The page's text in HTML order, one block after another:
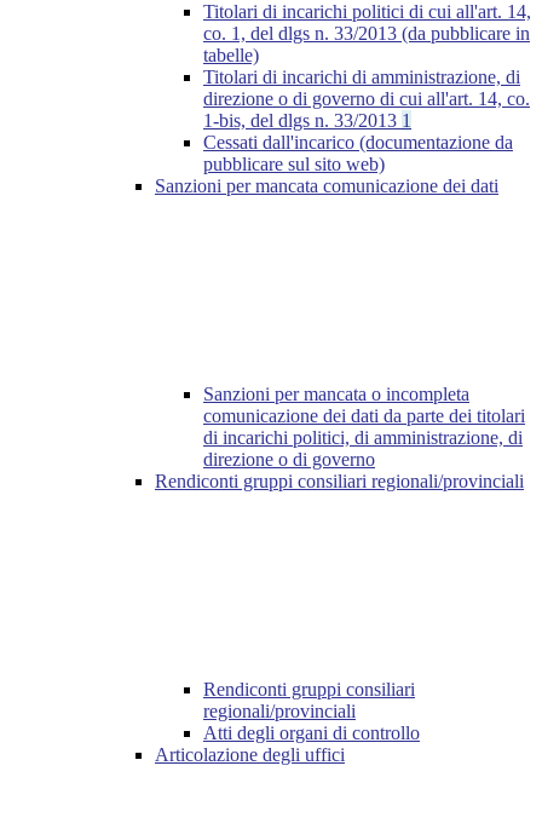
Titolari di incarichi politici di cui all'art. 14,
co. 1, del dlgs n. 33/2013 (da pubblicare in
tabelle)
Titolari di incarichi di amministrazione, di
direzione o di governo di cui all'art. 14, co.
1-bis, del dlgs n. 33/2013 1
Cessati dall'incarico (documentazione da
pubblicare sul sito web)
Sanzioni per mancata comunicazione dei dati
Sanzioni per mancata o incompleta
comunicazione dei dati da parte dei titolari
di incarichi politici, di amministrazione, di
direzione o di governo
Rendiconti gruppi consiliari regionali/provinciali
Rendiconti gruppi consiliari
regionali/provinciali
Atti degli organi di controllo
Articolazione degli uffici